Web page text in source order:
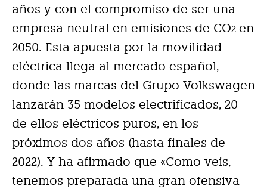
años y con el compromiso de ser una
empresa neutral en emisiones de CO2 en
2050. Esta apuesta por la movilidad
eléctrica llega al mercado español,
donde las marcas del Grupo Volkswagen
lanzarán 35 modelos electrificados, 20
de ellos eléctricos puros, en los
próximos dos años (hasta finales de
2022). Y ha afirmado que «Como veis,
tenemos preparada una gran ofensiva